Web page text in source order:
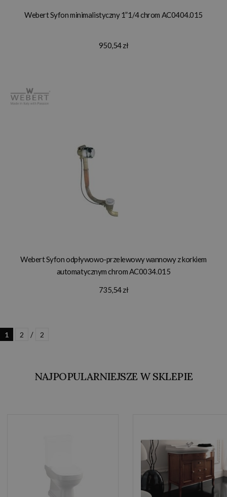
Webert Syfon minimalistyczny 1”1/4 chrom AC0404.015
950,54 zł
Webert Syfon odpływowo-przelewowy wannowy z korkiem
automatycznym chrom AC0034.015
735,54 zł
1 2 / 2
NAJPOPULARNIEJSZE W SKLEPIE